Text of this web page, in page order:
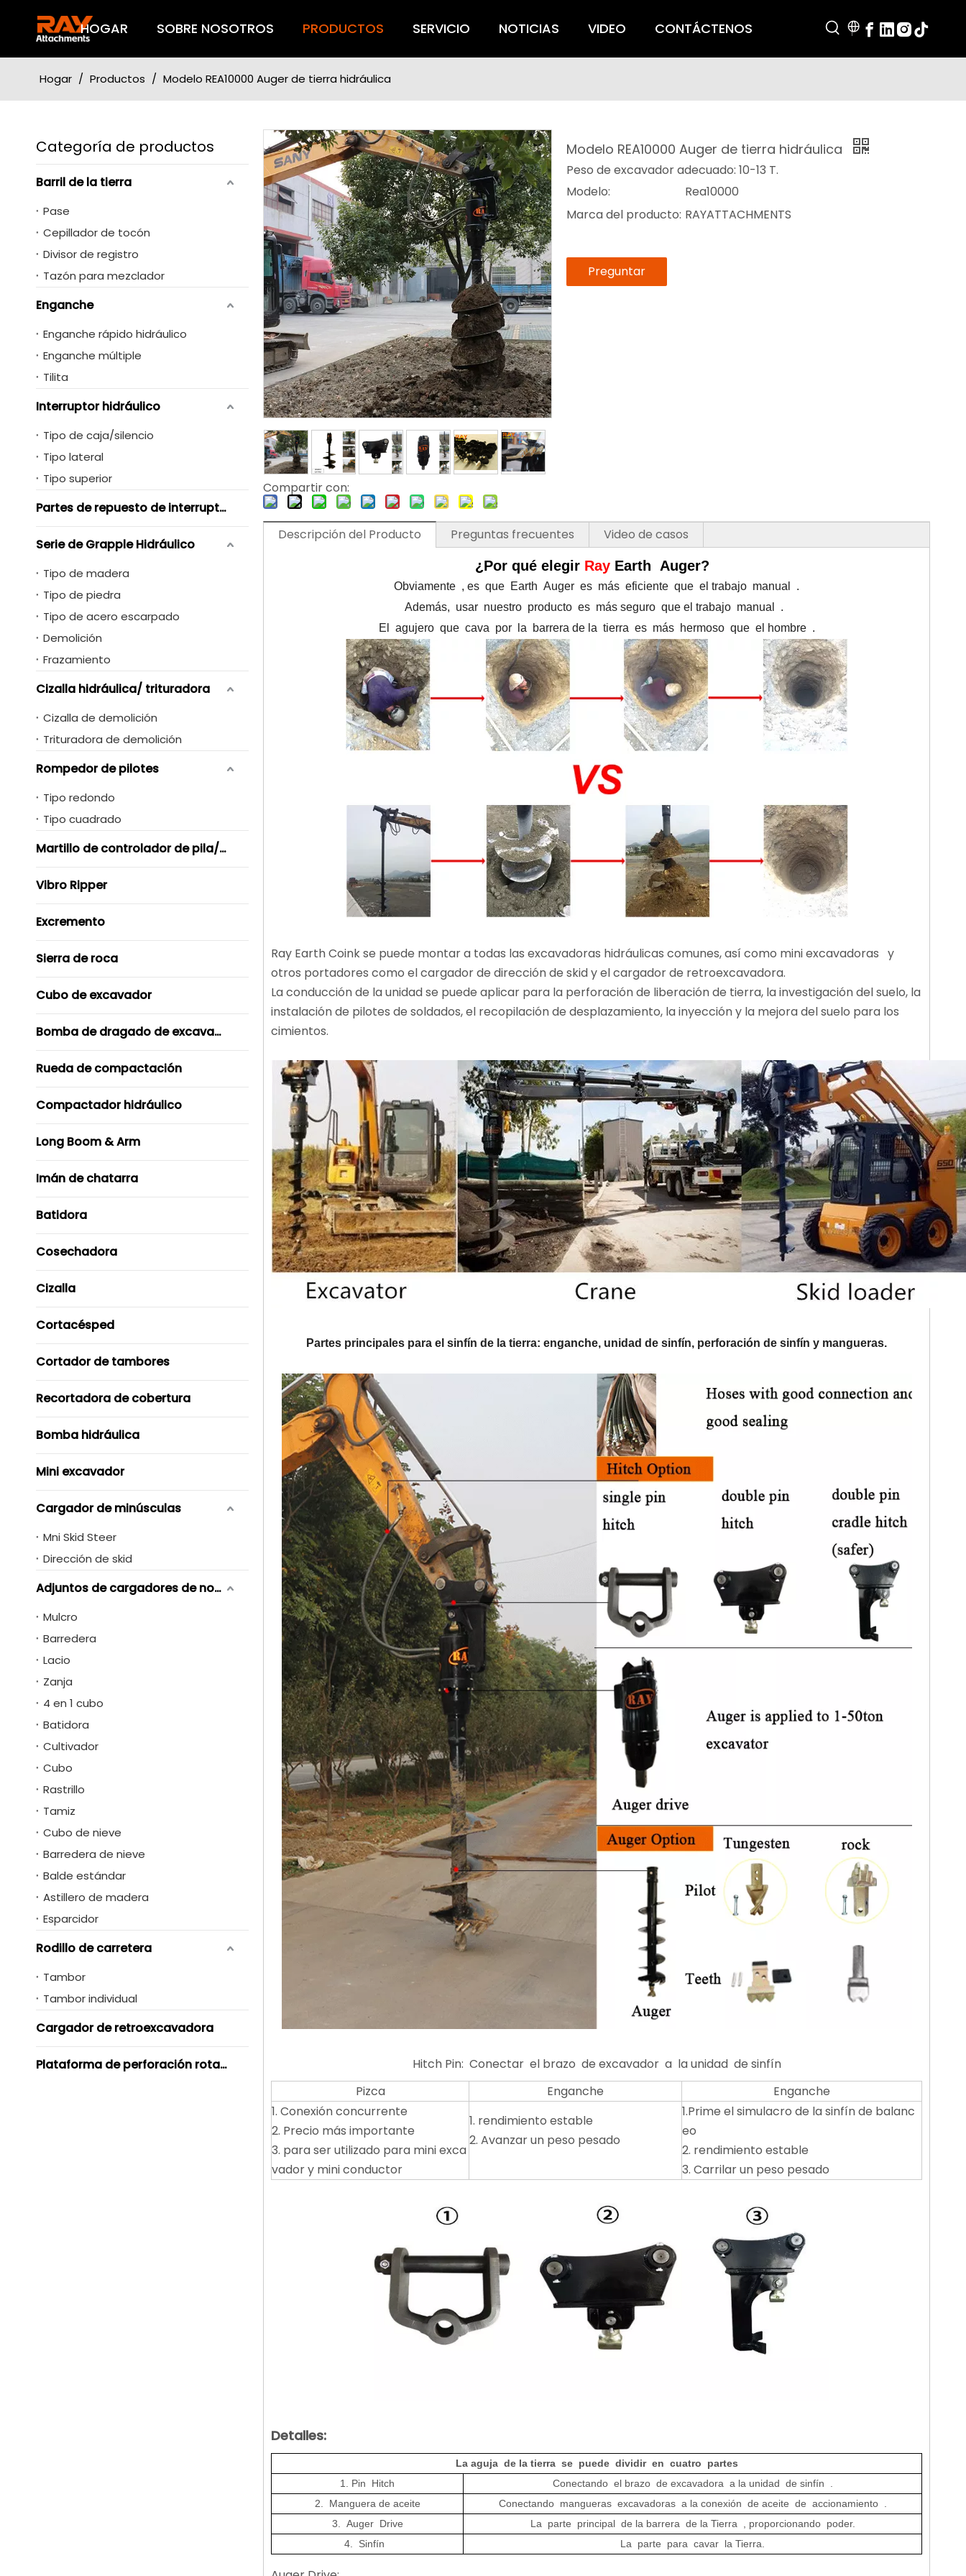
HOGAR SOBRE NOSOTROS PRODUCTOS SERVICIO NOTICIAS VIDEO CONTÁCTENOS
Hogar / Productos / Modelo REA10000 Auger de tierra hidráulica
Categoría de productos
Barril de la tierra
Pase
Cepillador de tocón
Divisor de registro
Tazón para mezclador
Enganche
Enganche rápido hidráulico
Enganche múltiple
Tilita
Interruptor hidráulico
Tipo de caja/silencio
Tipo lateral
Tipo superior
Partes de repuesto de interruptores hidráulicos
Serie de Grapple Hidráulico
Tipo de madera
Tipo de piedra
Tipo de acero escarpado
Demolición
Frazamiento
Cizalla hidráulica/ trituradora
Cizalla de demolición
Trituradora de demolición
Rompedor de pilotes
Tipo redondo
Tipo cuadrado
Martillo de controlador de pila/ Vibro
Vibro Ripper
Excremento
Sierra de roca
Cubo de excavador
Bomba de dragado de excavador
Rueda de compactación
Compactador hidráulico
Long Boom & Arm
Imán de chatarra
Batidora
Cosechadora
Cizalla
Cortacésped
Cortador de tambores
Recortadora de cobertura
Bomba hidráulica
Mini excavador
Cargador de minúsculas
Mni Skid Steer
Dirección de skid
Adjuntos de cargadores de novero de skid
Mulcro
Barredera
Lacio
Zanja
4 en 1 cubo
Batidora
Cultivador
Cubo
Rastrillo
Tamiz
Cubo de nieve
Barredera de nieve
Balde estándar
Astillero de madera
Esparcidor
Rodillo de carretera
Tambor
Tambor individual
Cargador de retroexcavadora
Plataforma de perforación rotativa
Compartir con:
Modelo REA10000 Auger de tierra hidráulica
Peso de excavador adecuado: 10-13 T.
Modelo:
Rea10000
Marca del producto: RAYATTACHMENTS
Preguntar
Descripción del Producto Preguntas frecuentes Video de casos
¿Por qué elegir Ray Earth Auger?
Obviamente , es que Earth Auger es más eficiente que el trabajo manual .
Además, usar nuestro producto es más seguro que el trabajo manual .
El agujero que cava por la barrera de la tierra es más hermoso que el hombre .
Ray Earth Coink se puede montar a todas las excavadoras hidráulicas comunes, así como mini excavadoras y
otros portadores como el cargador de dirección de skid y el cargador de retroexcavadora.
La conducción de la unidad se puede aplicar para la perforación de liberación de tierra, la investigación del suelo, la
instalación de pilotes de soldados, el recopilación de desplazamiento, la inyección y la mejora del suelo para los
cimientos.
Partes principales para el sinfín de la tierra: enganche, unidad de sinfín, perforación de sinfín y mangueras.
Hitch Pin: Conectar el brazo de excavador a la unidad de sinfín
Pizca
Enganche
Enganche
1. Conexión concurrente
2. Precio más importante
3. para ser utilizado para mini exca
vador y mini conductor
1. rendimiento estable
2. Avanzar un peso pesado
1.Prime el simulacro de la sinfín de balanc
eo
2. rendimiento estable
3. Carrilar un peso pesado
Detalles:
La aguja de la tierra se puede dividir en cuatro partes
1. Pin Hitch
Conectando el brazo de excavadora a la unidad de sinfín .
2. Manguera de aceite
Conectando mangueras excavadoras a la conexión de aceite de accionamiento .
3. Auger Drive
La parte principal de la barrera de la Tierra , proporcionando poder.
4. Sinfín
La parte para cavar la Tierra.